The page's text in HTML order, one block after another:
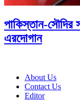
পাকিস্তান-সৌদির
এরদোগান
About Us
Contact Us
Editor